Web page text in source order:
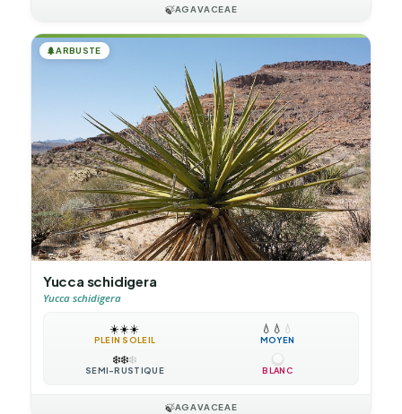
🍃AGAVACEAE
🌲ARBUSTE
Yucca schidigera
Yucca schidigera
☀️☀️☀️
PLEIN SOLEIL
💧 💧 💧
MOYEN
❄️❄️❄️
SEMI-RUSTIQUE BLANC
🍃AGAVACEAE